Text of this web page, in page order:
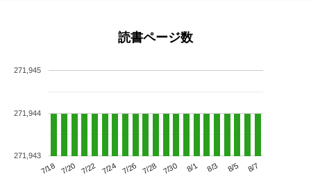
読書ページ数
7/18 7/20 7/22 7/24 7/26 7/28 7/30 8/1 8/3 8/5 8/7
271,943
271,944
271,945